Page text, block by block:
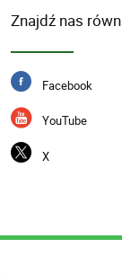
Znajdź nas
Facebook
YouTube
X